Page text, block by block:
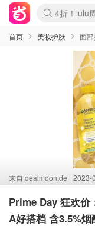
Boticinal
4折！lulu
还没结束
Joybuy变
速领！
疑似霸哥
Zalando
Moncler反
Coach
首页 美妆护肤 面
来自 dealmoon.de 2023-
Prime Day 狂欢价
A好搭档 含3.5%烟